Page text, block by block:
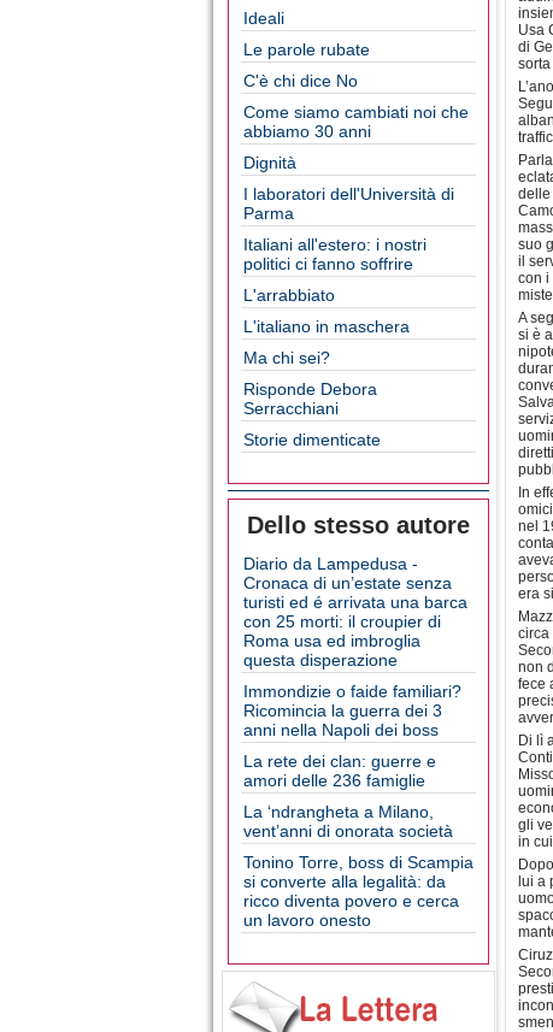
Ideali
Le parole rubate
C'è chi dice No
Come siamo cambiati noi che
abbiamo 30 anni
Dignità
I laboratori dell'Università di
Parma
Italiani all'estero: i nostri
politici ci fanno soffrire
L'arrabbiato
L'italiano in maschera
Ma chi sei?
Risponde Debora
Serracchiani
Storie dimenticate
Dello stesso autore
Diario da Lampedusa -
Cronaca di un’estate senza
turisti ed é arrivata una barca
con 25 morti: il croupier di
Roma usa ed imbroglia
questa disperazione
Immondizie o faide familiari?
Ricomincia la guerra dei 3
anni nella Napoli dei boss
La rete dei clan: guerre e
amori delle 236 famiglie
La ‘ndrangheta a Milano,
vent’anni di onorata società
Tonino Torre, boss di Scampia
si converte alla legalità: da
ricco diventa povero e cerca
un lavoro onesto
Usa
di
delle
suo
il
con i
A
si è
In
nel
era
circa
non
fece
Di lì
gli
in
lui a